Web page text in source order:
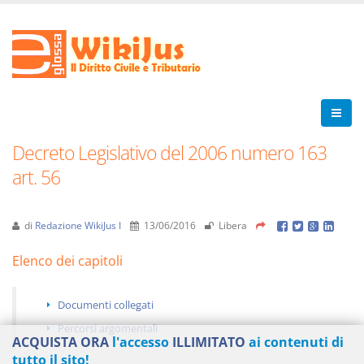
Decreto Legislativo del 2006 numero 163
art. 56
di Redazione WikiJus I 13/06/2016 Libera
Elenco dei capitoli
Documenti collegati
Percorsi argomentali
ACQUISTA ORA l'accesso ILLIMITATO ai contenuti di
tutto il sito!